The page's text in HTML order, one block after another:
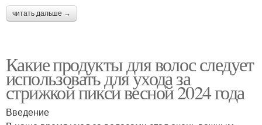
читать дальше →
Какие продукты для волос следует
использовать для ухода за
стрижкой пикси весной 2024 года
Введение